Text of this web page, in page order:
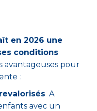
en 2026 une
conditions
avantageuses pour
:
A
avec un